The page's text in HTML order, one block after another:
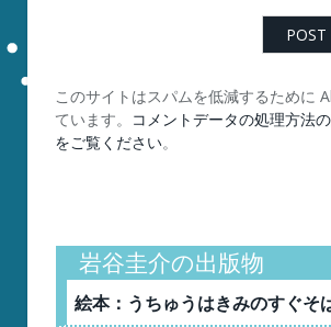
このサイトはスパムを低減するために
ています。 コメントデータの処理方法
をご覧ください。
岩谷圭介の出版物
絵本：うちゅうはきみのすぐそ